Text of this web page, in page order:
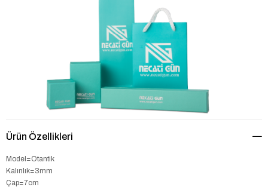
Ürün Özellikleri
Model=Otantik
Kalınlık=3mm
Çap=7cm